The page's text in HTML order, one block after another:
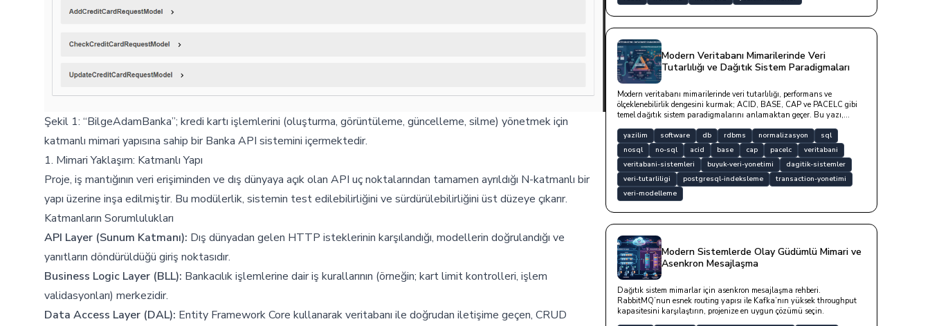
Şekil 1: “BilgeAdamBanka”; kredi kartı işlemlerini (oluşturma, görüntüleme, güncelleme, silme) yönetmek için
katmanlı mimari yapısına sahip bir Banka API sistemini içermektedir.
1. Mimari Yaklaşım: Katmanlı Yapı
Proje, iş mantığının veri erişiminden ve dış dünyaya açık olan API uç noktalarından tamamen ayrıldığı N-katmanlı bir
yapı üzerine inşa edilmiştir. Bu modülerlik, sistemin test edilebilirliğini ve sürdürülebilirliğini üst düzeye çıkarır.
Katmanların Sorumlulukları
API Layer (Sunum Katmanı): Dış dünyadan gelen HTTP isteklerinin karşılandığı, modellerin doğrulandığı ve
yanıtların döndürüldüğü giriş noktasıdır.
Business Logic Layer (BLL): Bankacılık işlemlerine dair iş kurallarının (örneğin; kart limit kontrolleri, işlem
validasyonları) merkezidir.
Data Access Layer (DAL): Entity Framework Core kullanarak veritabanı ile doğrudan iletişime geçen, CRUD
Modern Veritabanı Mimarilerinde Veri
Tutarlılığı ve Dağıtık Sistem Paradigmaları
Modern veritabanı mimarilerinde veri tutarlılığı, performans ve
ölçeklenebilirlik dengesini kurmak; ACID, BASE, CAP ve PACELC gibi
temel dağıtık sistem paradigmalarını anlamaktan geçer. Bu yazı,
modelleme süreçlerini, normalizasyon formlarını ve kod örnekleriyle
optimizasyon stratejilerini ele almaktadır.
yazilim software db rdbms normalizasyon
sql
nosql
no-sql acid base cap pacelc
veritabani
veritabani-sistemleri
buyuk-veri-yonetimi
dagitik-sistemler
veri-tutarliligi
postgresql-indeksleme
transaction-yonetimi
veri-modelleme
Modern Sistemlerde Olay Güdümlü Mimari ve
Asenkron Mesajlaşma
Dağıtık sistem mimarlar için asenkron mesajlaşma rehberi.
RabbitMQ’nun esnek routing yapısı ile Kafka’nın yüksek throughput
kapasitesini karşılaştırın, projenize en uygun çözümü seçin.